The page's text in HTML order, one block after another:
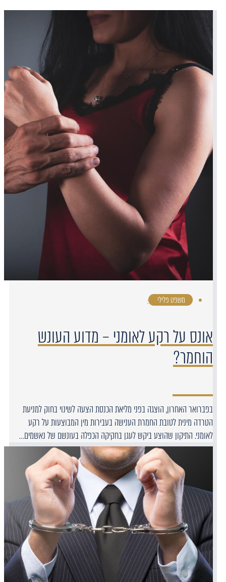
משפט פלילי ·
אונס על רקע לאומני – מדוע העונש
הוחמר?
בפברואר האחרון, הוצגה בפני מליאת הכנסת הצעה לשינוי בחוק למניעת
הטרדה מינית לטובת החמרת הענישה בעבירות מין המבוצעות על רקע
לאומני. התיקון שהוצע ביקש לעגן בחקיקה הכפלה בעונשם של נאשמים…